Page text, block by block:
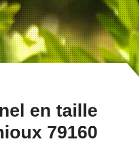
en taille
79160